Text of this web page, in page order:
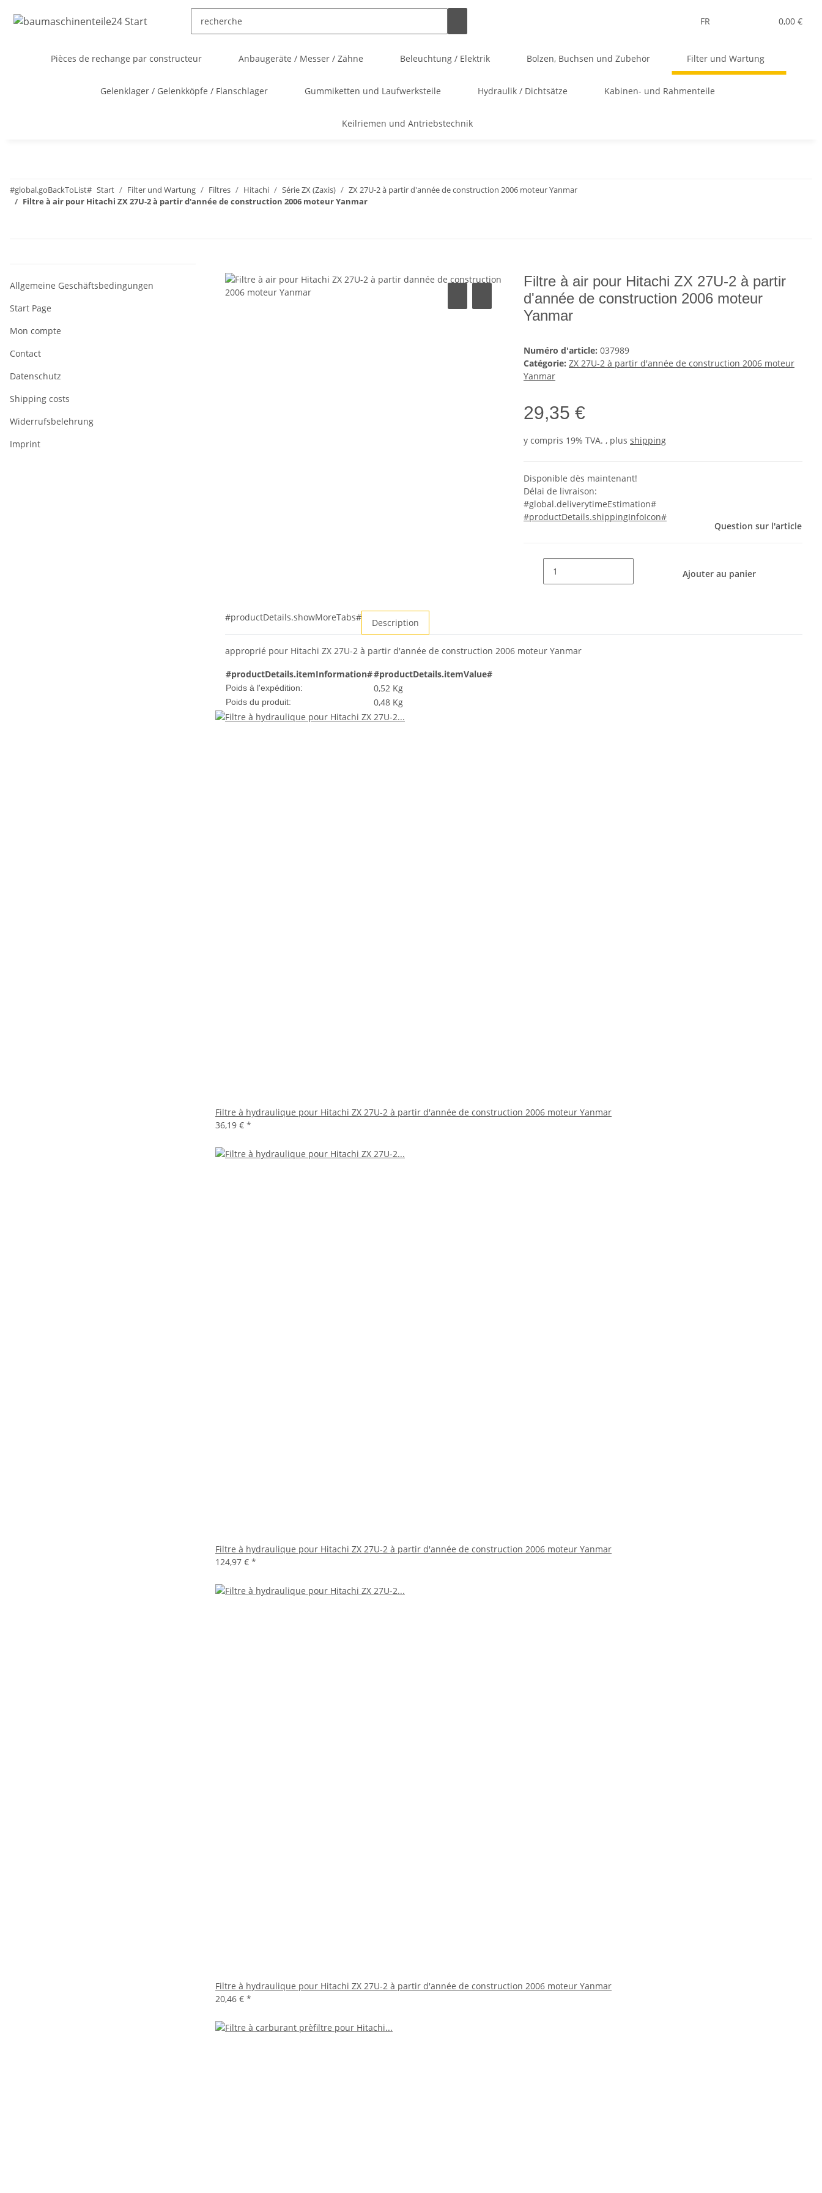
FR 0,00 €
Pièces de rechange par constructeur Anbaugeräte / Messer / Zähne Beleuchtung / Elektrik Bolzen, Buchsen und Zubehör Filter und Wartung
Gelenklager / Gelenkköpfe / Flanschlager Gummiketten und Laufwerksteile Hydraulik / Dichtsätze Kabinen- und Rahmenteile
Keilriemen und Antriebstechnik
#global.goBackToList# Start Filter und Wartung Filtres Hitachi Série ZX (Zaxis)
ZX 27U-2 à partir d'année de construction 2006 moteur Yanmar
Filtre à air pour Hitachi ZX 27U-2 à partir d'année de construction 2006 moteur Yanmar
Filtre à air pour Hitachi ZX 27U-2 à partir
d'année de construction 2006 moteur
Yanmar
Numéro d'article: 037989
Catégorie: ZX 27U-2 à partir d'année de construction 2006 moteur
Yanmar
29,35 €
y compris 19% TVA. , plus shipping
Disponible dès maintenant!
Délai de livraison:
#global.deliverytimeEstimation#
#productDetails.shippingInfoIcon#
Question sur l'article
Ajouter au panier
#productDetails.showMoreTabs# Description
approprié pour Hitachi ZX 27U-2 à partir d'année de construction 2006 moteur Yanmar
#productDetails.itemInformation##productDetails.itemValue#
Poids à l'expédition: 0,52 Kg
Poids du produit: 0,48 Kg
Filtre à hydraulique pour Hitachi ZX 27U-2 à partir d'année de construction 2006 moteur Yanmar
36,19 € *
Filtre à hydraulique pour Hitachi ZX 27U-2 à partir d'année de construction 2006 moteur Yanmar
124,97 € *
Filtre à hydraulique pour Hitachi ZX 27U-2 à partir d'année de construction 2006 moteur Yanmar
20,46 € *
Allgemeine Geschäftsbedingungen
Start Page
Mon compte
Contact
Datenschutz
Shipping costs
Widerrufsbelehrung
Imprint